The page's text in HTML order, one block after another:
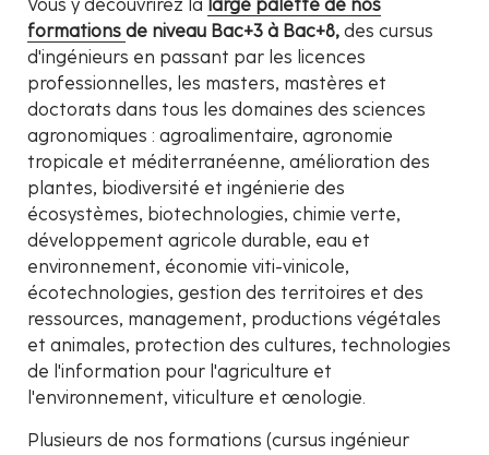
Vous y découvrirez la large palette de nos
formations de niveau Bac+3 à Bac+8, des cursus
d'ingénieurs en passant par les licences
professionnelles, les masters, mastères et
doctorats dans tous les domaines des sciences
agronomiques : agroalimentaire, agronomie
tropicale et méditerranéenne, amélioration des
plantes, biodiversité et ingénierie des
écosystèmes, biotechnologies, chimie verte,
développement agricole durable, eau et
environnement, économie viti-vinicole,
écotechnologies, gestion des territoires et des
ressources, management, productions végétales
et animales, protection des cultures, technologies
de l'information pour l'agriculture et
l'environnement, viticulture et œnologie.
Plusieurs de nos formations (cursus ingénieur